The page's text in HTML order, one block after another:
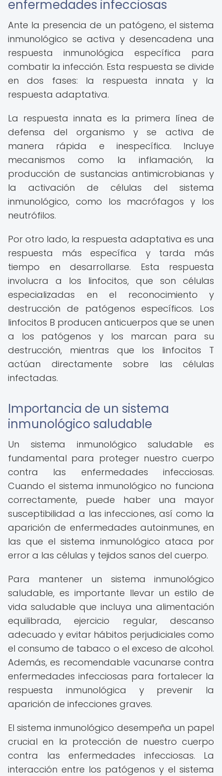
enfermedades infecciosas
Ante la presencia de un patógeno, el sistema
inmunológico se activa y desencadena una
respuesta inmunológica específica para
combatir la infección. Esta respuesta se divide
en dos fases: la respuesta innata y la
respuesta adaptativa.
La respuesta innata es la primera línea de
defensa del organismo y se activa de
manera rápida e inespecífica. Incluye
mecanismos como la inflamación, la
producción de sustancias antimicrobianas y
la activación de células del sistema
inmunológico, como los macrófagos y los
neutrófilos.
Por otro lado, la respuesta adaptativa es una
respuesta más específica y tarda más
tiempo en desarrollarse. Esta respuesta
involucra a los linfocitos, que son células
especializadas en el reconocimiento y
destrucción de patógenos específicos. Los
linfocitos B producen anticuerpos que se unen
a los patógenos y los marcan para su
destrucción, mientras que los linfocitos T
actúan directamente sobre las células
infectadas.
Importancia de un sistema
inmunológico saludable
Un sistema inmunológico saludable es
fundamental para proteger nuestro cuerpo
contra las enfermedades infecciosas.
Cuando el sistema inmunológico no funciona
correctamente, puede haber una mayor
susceptibilidad a las infecciones, así como la
aparición de enfermedades autoinmunes, en
las que el sistema inmunológico ataca por
error a las células y tejidos sanos del cuerpo.
Para mantener un sistema inmunológico
saludable, es importante llevar un estilo de
vida saludable que incluya una alimentación
equilibrada, ejercicio regular, descanso
adecuado y evitar hábitos perjudiciales como
el consumo de tabaco o el exceso de alcohol.
Además, es recomendable vacunarse contra
enfermedades infecciosas para fortalecer la
respuesta inmunológica y prevenir la
aparición de infecciones graves.
El sistema inmunológico desempeña un papel
crucial en la protección de nuestro cuerpo
contra las enfermedades infecciosas. La
interacción entre los patógenos y el sistema